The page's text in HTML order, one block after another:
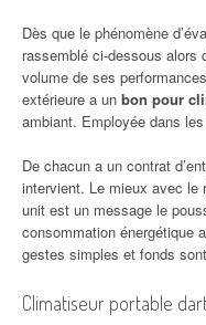
Dès que le phénomène
rassemblé ci-dessous
volume de ses
extérieure a un bon pour
ambiant. Employée dans
De chacun a un contrat
intervient. Le mieux avec le
unit est un message le
consommation énergétique
gestes simples et fonds
Climatiseur portable